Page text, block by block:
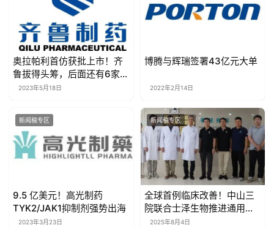
奥拉帕利首仿获批上市！齐
鲁拔得头筹，后面还有6家…
2023年5月18日
博腾与辉瑞签署43亿元大单
2022年2月14日
新闻稿专区
9.5 亿美元！高光制药
TYK2/JAK1抑制剂强势出海
2023年3月23日
新闻稿专区
全球首例临床改善！中山三
院联合士泽生物推进通用型
iPSC再生神经细胞治疗脊髓
2025年8月4日